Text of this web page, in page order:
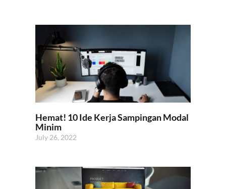
Hemat! 10 Ide Kerja Sampingan Modal
Minim
July 26, 2022